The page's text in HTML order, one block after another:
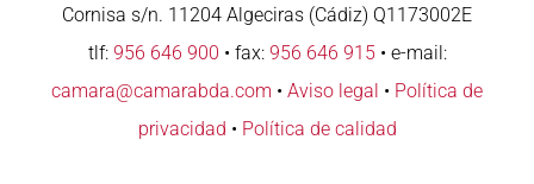
Cornisa s/n. 11204 Algeciras (Cádiz) Q1173002E
tlf: 956 646 900 • fax: 956 646 915• e-mail:
camara@camarabda.com • Aviso legal • Política de
privacidad • Política de calidad